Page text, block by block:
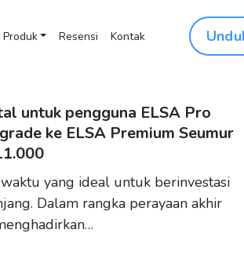
Produk Resensi Kontak
untuk pengguna ELSA Pro
ke ELSA Premium Seumur
yang ideal untuk berinvestasi
Dalam rangka perayaan akhir